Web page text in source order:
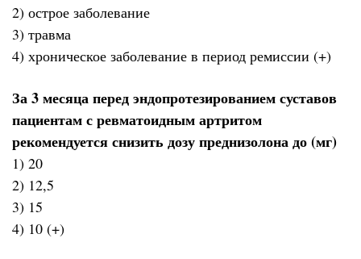
2) острое заболевание
3) травма
4) хроническое заболевание в период ремиссии (+)
За 3 месяца перед эндопротезированием суставов
пациентам с ревматоидным артритом
рекомендуется снизить дозу преднизолона до (мг)
1) 20
2) 12,5
3) 15
4) 10 (+)